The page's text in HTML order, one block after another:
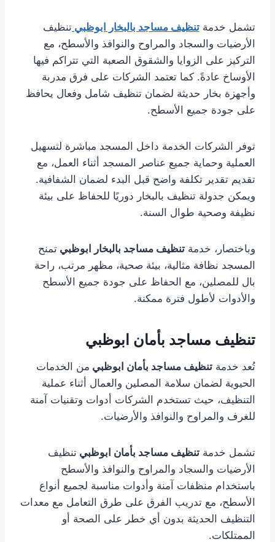
تشمل خدمة تنظيف مساجد بالبخار ابوظبي تنظيف
الأرضيات والسجاد والمراوح والنوافذ والأسطح، مع
التركيز على الزوايا والشقوق الصعبة التي تتراكم فيها
الأوساخ عادةً. كما تعتمد الشركات على فرق مدربة
وأجهزة بخار حديثة لضمان تنظيف شامل وفعال يحافظ
على جودة جميع الأسطح.
توفر الشركات الخدمة داخل المسجد مباشرة لتسهيل
العملية وحماية جميع عناصر المسجد أثناء العمل، مع
تقديم تقدير تكلفة واضح قبل البدء لضمان الشفافية.
ويمكن جدولة تنظيف بالبخار دوريًا للحفاظ على بيئة
نظيفة وصحية طوال السنة.
وباختصار، خدمة تنظيف مساجد بالبخار ابوظبي تمنح
المسجد نظافة مثالية، بيئة صحية، مظهر مرتب، راحة
بال للمصلين، مع الحفاظ على جودة جميع الأسطح
والأدوات لأطول فترة ممكنة.
تنظيف مساجد بأمان ابوظبي
تُعد خدمة تنظيف مساجد بأمان ابوظبي من الخدمات
الحيوية لضمان سلامة المصلين والعمال أثناء عملية
التنظيف، حيث تستخدم الشركات أدوات وتقنيات آمنة
للغرف والمراوح والنوافذ والأرضيات.
تشمل خدمة تنظيف مساجد بأمان ابوظبي تنظيف
الأرضيات والسجاد والمراوح والنوافذ والأسطح
باستخدام منظفات آمنة وأدوات مناسبة لجميع أنواع
الأسطح، مع تدريب الفرق على طرق التعامل مع معدات
التنظيف الحديثة بدون أي خطر على الصحة أو
الممتلكات.